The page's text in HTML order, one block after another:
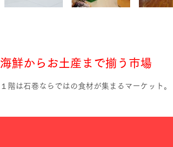
海鮮からお土産まで揃う市場
１階は石巻ならではの食材が集まるマーケット